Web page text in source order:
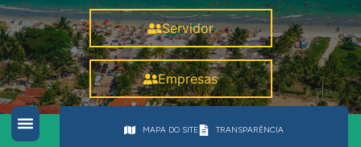
Servidor
Empresas
MAPA DO SITE TRANSPARÊNCIA